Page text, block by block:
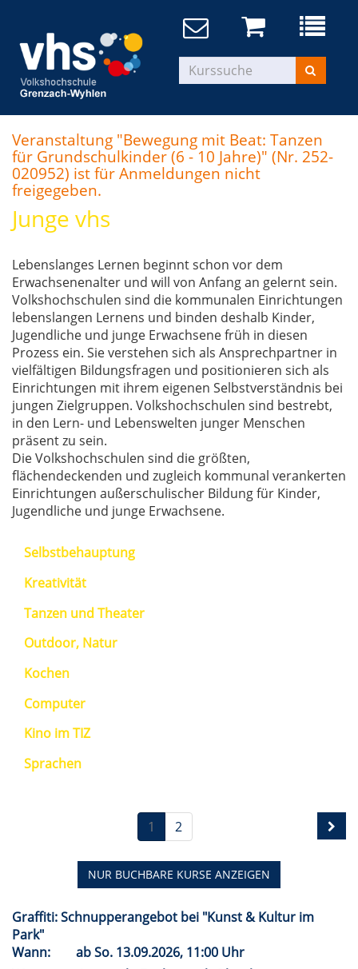
Veranstaltung "Bewegung mit Beat: Tanzen
für Grundschulkinder (6 - 10 Jahre)" (Nr. 252-
020952) ist für Anmeldungen nicht
freigegeben.
Junge vhs
Lebenslanges Lernen beginnt schon vor dem
Erwachsenenalter und will von Anfang an gelernt sein.
Volkshochschulen sind die kommunalen Einrichtungen
lebenslangen Lernens und binden deshalb Kinder,
Jugendliche und junge Erwachsene früh in diesen
Prozess ein. Sie verstehen sich als Ansprechpartner in
vielfältigen Bildungsfragen und positionieren sich als
Einrichtungen mit ihrem eigenen Selbstverständnis bei
jungen Zielgruppen. Volkshochschulen sind bestrebt,
in den Lern- und Lebenswelten junger Menschen
präsent zu sein.
Die Volkshochschulen sind die größten,
flächendeckenden und zugleich kommunal verankerten
Einrichtungen außerschulischer Bildung für Kinder,
Jugendliche und junge Erwachsene.
Selbstbehauptung
Kreativität
Tanzen und Theater
Outdoor, Natur
Kochen
Computer
Kino im TIZ
Sprachen
1 2
NUR BUCHBARE KURSE ANZEIGEN
Graffiti: Schnupperangebot bei "Kunst & Kultur im
Park"
Wann:
abSo. 13.09.2026, 11:00 Uhr